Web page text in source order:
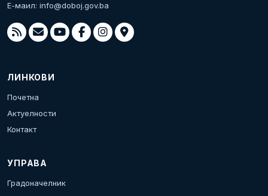
Е-маил: info@doboj.gov.ba
ЛИНКОВИ
Почетна
Актуелности
Контакт
УПРАВА
Градоначелник